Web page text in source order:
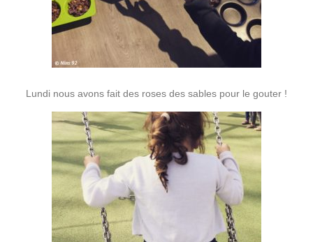
Lundi nous avons fait des roses des sables pour le gouter !